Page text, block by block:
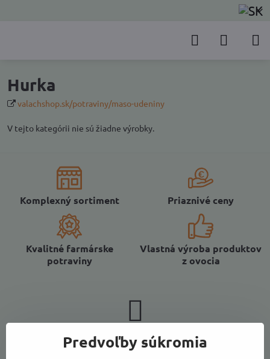
Hurka
valachshop.sk/potraviny/maso-udeniny
V tejto kategórii nie sú žiadne výrobky.
Komplexný sortiment Priaznivé ceny
Kvalitné farmárske
potraviny
Vlastná výroba produktov
z ovocia
Newsletter
Predvoľby súkromia